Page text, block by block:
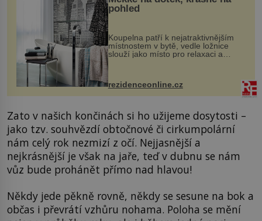
pohled
Koupelna patří k nejatraktivnějším
místnostem v bytě, vedle ložnice
slouží jako místo pro relaxaci a
odpočinek. Koupelnový textil –
ručníky, osušky a koberečky –
mohou jako mávnutím kouzelného
proutku...
rezidenceonline.cz
Zato v našich končinách si ho užijeme dosytosti –
jako tzv. souhvězdí obtočnové či cirkumpolární
nám celý rok nezmizí z očí. Nejjasnější a
nejkrásnější je však na jaře, teď v dubnu se nám
vůz bude prohánět přímo nad hlavou!
Někdy jede pěkně rovně, někdy se sesune na bok a
občas i převrátí vzhůru nohama. Poloha se mění